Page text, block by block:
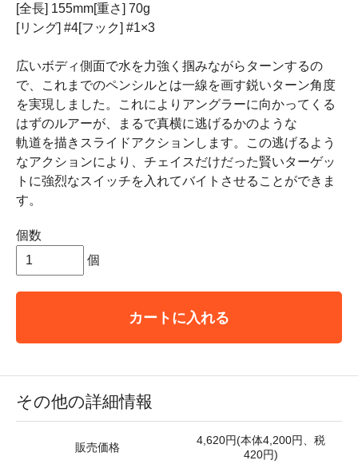
[全長] 155mm[重さ] 70g
[リング] #4[フック] #1×3
広いボディ側面で水を力強く掴みながらターンするの
で、これまでのペンシルとは一線を画す鋭いターン角度
を実現しました。これによりアングラーに向かってくる
はずのルアーが、まるで真横に逃げるかのような
軌道を描きスライドアクションします。この逃げるよう
なアクションにより、チェイスだけだった賢いターゲッ
トに強烈なスイッチを入れてバイトさせることができま
す。
個数
個
カートに入れる
その他の詳細情報
販売価格
4,620円(本体4,200円、税
420円)